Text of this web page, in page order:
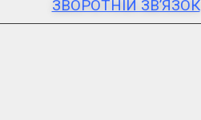
ЗВОРОТНІЙ ЗВ’ЯЗОК